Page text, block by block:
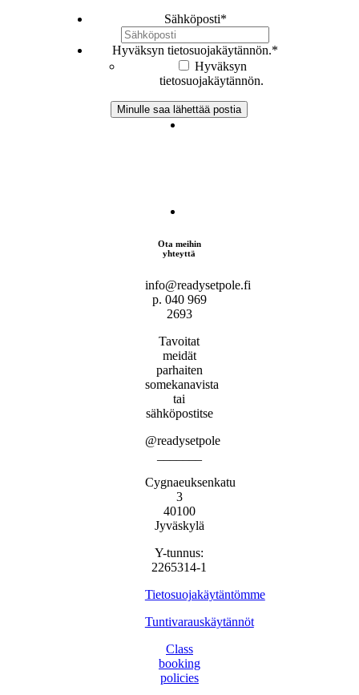
Sähköposti*
Hyväksyn tietosuojakäytännön.*
Hyväksyn
tietosuojakäytännön.
Ota meihin
yhteyttä
info@readysetpole.fi
p. 040 969
2693
Tavoitat
meidät
parhaiten
somekanavista
tai
sähköpostitse
@readysetpole
Cygnaeuksenkatu
3
40100
Jyväskylä
Y-tunnus:
2265314-1
Tietosuojakäytäntömme
Tuntivarauskäytännöt
Class
booking
policies